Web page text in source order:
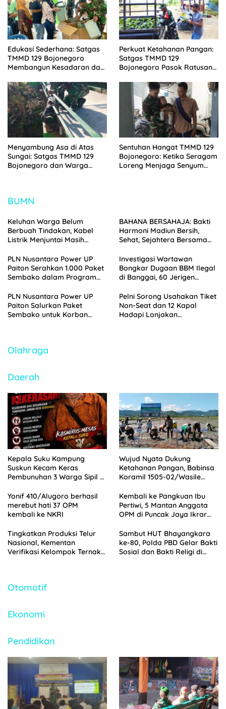
Edukasi Sederhana: Satgas
TMMD 129 Bojonegoro
Membangun Kesadaran dan
di Kesongo
Perkuat Ketahanan Pangan:
Satgas TMMD 129
Bojonegoro Pasok Ratusan
Kesongo
Menyambung Asa di Atas
Sungai: Satgas TMMD 129
Bojonegoro dan Warga
Sentuhan Hangat TMMD 129
Bojonegoro: Ketika Seragam
Loreng Menjaga Senyum
BUMN
Keluhan Warga Belum
Berbuah Tindakan, Kabel
Listrik Menjuntai Masih
BAHANA BERSAHAJA: Bakti
Harmoni Madiun Bersih,
Sehat, Sejahtera Bersama
PLN Nusantara Power UP
Paiton Serahkan 1.000 Paket
Sembako dalam Program
Ramadhan 1447 H
Investigasi Wartawan
Bongkar Dugaan BBM Ilegal
di Banggai, 60 Jerigen
PLN Nusantara Power UP
Paiton Salurkan Paket
Sembako untuk Korban
Pelni Sorong Usahakan Tiket
Non-Seat dan 12 Kapal
Hadapi Lonjakan
Olahraga
Daerah
Kepala Suku Kampung
Suskun Kecam Keras
Pembunuhan 3 Warga Sipil di
Wujud Nyata Dukung
Ketahanan Pangan, Babinsa
Koramil 1505-02/Wasile
Yonif 410/Alugoro berhasil
merebut hati 37 OPM
kembali ke NKRI
Kembali ke Pangkuan Ibu
Pertiwi, 5 Mantan Anggota
OPM di Puncak Jaya Ikrar
Tingkatkan Produksi Telur
Nasional, Kementan
Verifikasi Kelompok Ternak
Sambut HUT Bhayangkara
ke-80, Polda PBD Gelar Bakti
Sosial dan Bakti Religi di
Otomotif
Ekonomi
Pendidikan